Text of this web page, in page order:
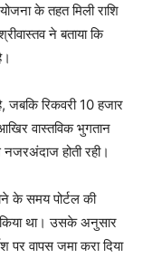
के तहत मिली राशि
ने बताया कि
जबकि रिकवरी 10 हजार
वास्तविक भुगतान
होती रही।
के समय पोर्टल की
था। उसके अनुसार
पर वापस जमा करा दिया